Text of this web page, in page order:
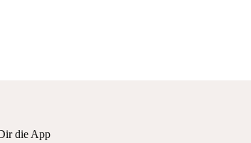
die App